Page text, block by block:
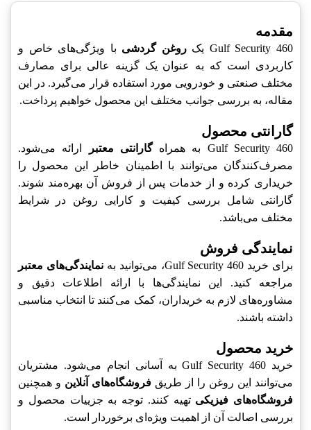
مقدمه
Gulf Security 460 یک روغن گردشی با ویژگی‌های خاص و
کاربردی است که به عنوان یک گزینه عالی برای مصارف
مختلف صنعتی و خودرویی مورد استفاده قرار می‌گیرد. در این
مقاله، به بررسی جوانب مختلف این محصول خواهیم پرداخت.
گارانتی محصول
Gulf Security 460 به همراه گارانتی معتبر
ارائه می‌شود.
مصرف‌کنندگان می‌توانند با اطمینان خاطر این محصول را
خریداری کرده و از خدمات پس از فروش آن بهره‌مند شوند.
گارانتی شامل بررسی کیفیت و کارایی روغن در شرایط
مختلف می‌باشد.
نمایندگی فروش
برای خرید Gulf Security 460، می‌توانید به
نمایندگی‌های معتبر
مراجعه کنید. این نمایندگی‌ها با ارائه اطلاعات دقیق و
مشاوره‌های لازم به خریداران، کمک می‌کنند تا انتخاب مناسبی
داشته باشند.
خرید محصول
خرید Gulf Security 460 به آسانی انجام می‌شود. مشتریان
می‌توانند این روغن را از طریق فروشگاه‌های آنلاین و همچنین
فروشگاه‌های فیزیکی تهیه کنند. توجه به جزییات محصول و
بررسی اصالت آن از اهمیت ویژه‌ای برخوردار است.